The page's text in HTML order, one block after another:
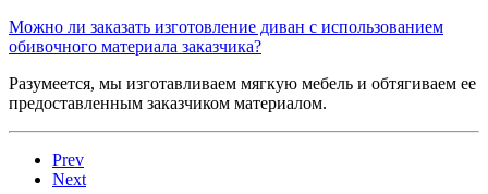
Можно ли заказать изготовление диван с использованием
обивочного материала заказчика?
Разумеется, мы изготавливаем мягкую мебель и обтягиваем ее
предоставленным заказчиком материалом.
Prev
Next